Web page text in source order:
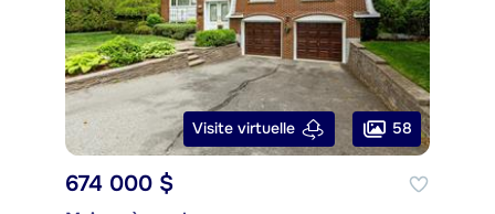
Visite virtuelle 58
674 000 $